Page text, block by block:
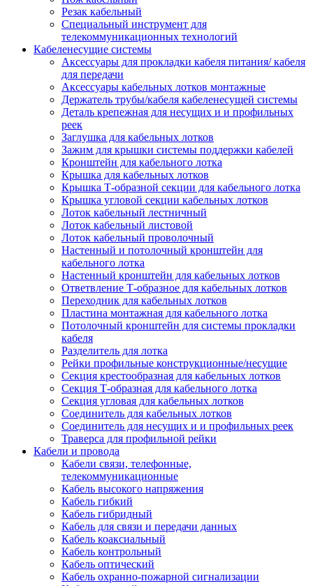
Резак кабельный
Специальный инструмент для
телекоммуникационных технологий
Кабеленесущие системы
Аксессуары для прокладки кабеля питания/ кабеля
для передачи
Аксессуары кабельных лотков монтажные
Держатель трубы/кабеля кабеленесущей системы
Деталь крепежная для несущих и и профильных
реек
Заглушка для кабельных лотков
Зажим для крышки системы поддержки кабелей
Кронштейн для кабельного лотка
Крышка для кабельных лотков
Крышка Т-образной секции для кабельного лотка
Крышка угловой секции кабельных лотков
Лоток кабельный лестничный
Лоток кабельный листовой
Лоток кабельный проволочный
Настенный и потолочный кронштейн для
кабельного лотка
Настенный кронштейн для кабельных лотков
Ответвление Т-образное для кабельных лотков
Переходник для кабельных лотков
Пластина монтажная для кабельного лотка
Потолочный кронштейн для системы прокладки
кабеля
Разделитель для лотка
Рейки профильные конструкционные/несущие
Секция крестообразная для кабельных лотков
Секция Т-образная для кабельного лотка
Секция угловая для кабельных лотков
Соединитель для кабельных лотков
Соединитель для несущих и и профильных реек
Траверса для профильной рейки
Кабели и провода
Кабели связи, телефонные,
телекоммуникационные
Кабель высокого напряжения
Кабель гибкий
Кабель гибридный
Кабель для связи и передачи данных
Кабель коаксиальный
Кабель контрольный
Кабель оптический
Кабель охранно-пожарной сигнализации